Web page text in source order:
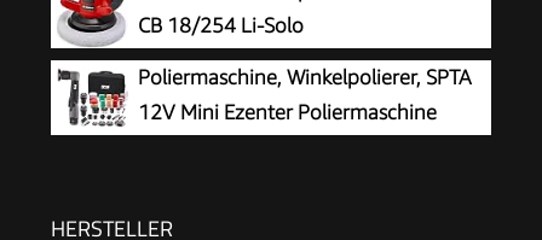
CB 18/254 Li-Solo
Poliermaschine, Winkelpolierer, SPTA
12V Mini Ezenter Poliermaschine
Polieren von Auto, Möbeln - LD104DE-V2
HERSTELLER